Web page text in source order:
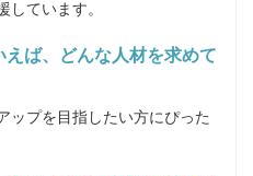
しています。
ば、どんな人材を求めて
ップを目指したい方にぴった